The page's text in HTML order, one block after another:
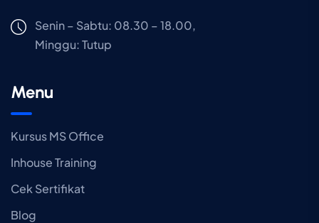
Senin – Sabtu: 08.30 – 18.00,
Minggu:Tutup
Menu
Kursus MS Office
Inhouse Training
Cek Sertifikat
Blog